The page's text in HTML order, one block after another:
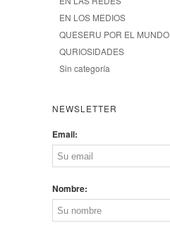
EN LOS MEDIOS
QUESERU POR EL MUNDO
QURIOSIDADES
Sin categoría
NEWSLETTER
Email:
Nombre: